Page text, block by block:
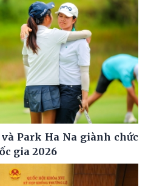
Park Ha Na giành chức
gia 2026